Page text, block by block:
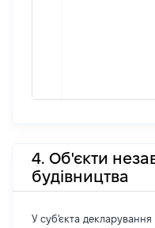
4. Об'єкти
будівництва
У суб'єкта декларування